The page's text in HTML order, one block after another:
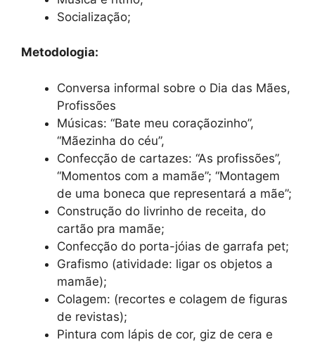
Socialização;
Metodologia:
Conversa informal sobre o Dia das Mães,
Profissões
Músicas: “Bate meu coraçãozinho”,
“Mãezinha do céu”,
Confecção de cartazes: “As profissões”,
“Momentos com a mamãe”; “Montagem
de uma boneca que representará a mãe”;
Construção do livrinho de receita, do
cartão pra mamãe;
Confecção do porta-jóias de garrafa pet;
Grafismo (atividade: ligar os objetos a
mamãe);
Colagem: (recortes e colagem de figuras
de revistas);
Pintura com lápis de cor, giz de cera e